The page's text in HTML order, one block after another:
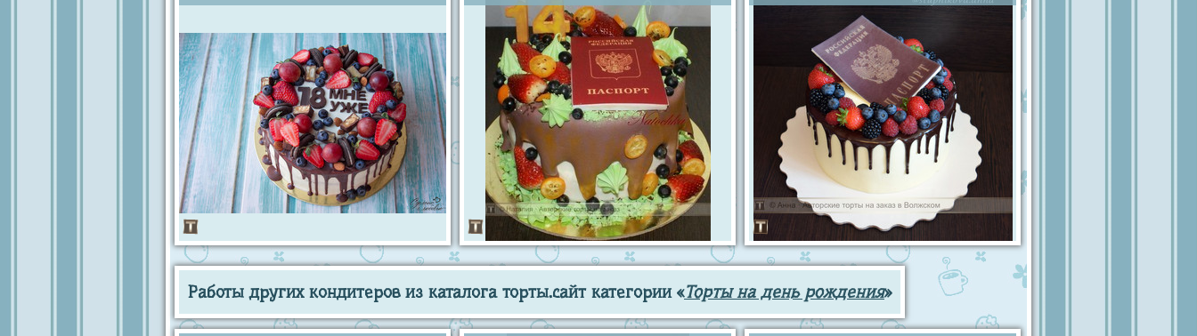
Работы других кондитеров из каталога торты.сайт категории «Торты на день рождения»